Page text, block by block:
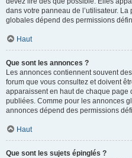
dans votre panneau de l’utilisateur.
globales dépend des permissions
Haut
Que sont les annonces ?
Les annonces contiennent souvent
forum que vous consultez et doivent
apparaissent en haut de chaque page
publiées. Comme pour les annonces
annonces dépend des permissions
Haut
Que sont les sujets épinglés ?